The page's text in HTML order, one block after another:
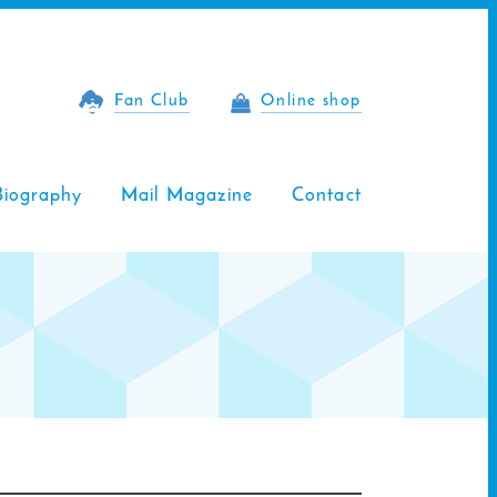
Fan Club Online shop
Mail Magazine Contact